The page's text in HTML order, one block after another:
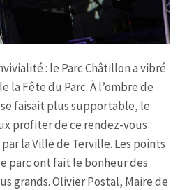
: le Parc Châtillon a vibré
la Fête du Parc. À l’ombre de
faisait plus supportable, le
profiter de ce rendez-vous
la Ville de Terville. Les points
parc ont fait le bonheur des
grands. Olivier Postal, Maire de